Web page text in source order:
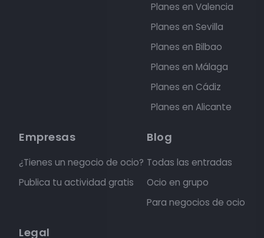
Planes en Valencia
Planes en Sevilla
Planes en Bilbao
Planes en Málaga
Planes en Cádiz
Planes en Alicante
Empresas
¿Tienes un negocio de ocio?
Publica tu actividad gratis
Blog
Todas las entradas
Ocio en grupo
Para negocios de ocio
Legal